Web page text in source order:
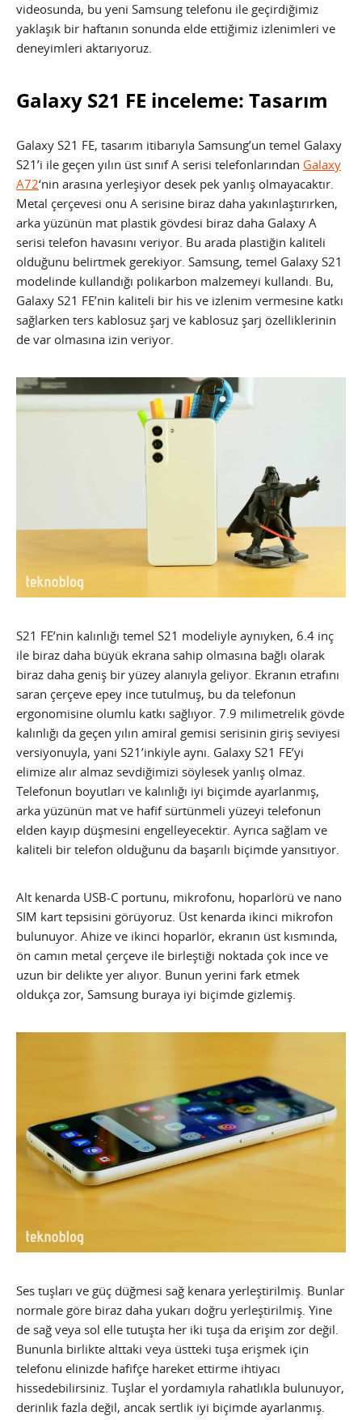
videosunda, bu yeni Samsung telefonu ile geçirdiğimiz
yaklaşık bir haftanın sonunda elde ettiğimiz izlenimleri ve
deneyimleri aktarıyoruz.
Galaxy S21 FE inceleme: Tasarım
Galaxy S21 FE, tasarım itibarıyla Samsung’un temel Galaxy
S21’i ile geçen yılın üst sınıf A serisi telefonlarından Galaxy
A72‘nin arasına yerleşiyor desek pek yanlış olmayacaktır.
Metal çerçevesi onu A serisine biraz daha yakınlaştırırken,
arka yüzünün mat plastik gövdesi biraz daha Galaxy A
serisi telefon havasını veriyor. Bu arada plastiğin kaliteli
olduğunu belirtmek gerekiyor. Samsung, temel Galaxy S21
modelinde kullandığı polikarbon malzemeyi kullandı. Bu,
Galaxy S21 FE’nin kaliteli bir his ve izlenim vermesine katkı
sağlarken ters kablosuz şarj ve kablosuz şarj özelliklerinin
de var olmasına izin veriyor.
S21 FE’nin kalınlığı temel S21 modeliyle aynıyken, 6.4 inç
ile biraz daha büyük ekrana sahip olmasına bağlı olarak
biraz daha geniş bir yüzey alanıyla geliyor. Ekranın etrafını
saran çerçeve epey ince tutulmuş, bu da telefonun
ergonomisine olumlu katkı sağlıyor. 7.9 milimetrelik gövde
kalınlığı da geçen yılın amiral gemisi serisinin giriş seviyesi
versiyonuyla, yani S21’inkiyle aynı. Galaxy S21 FE’yi
elimize alır almaz sevdiğimizi söylesek yanlış olmaz.
Telefonun boyutları ve kalınlığı iyi biçimde ayarlanmış,
arka yüzünün mat ve hafif sürtünmeli yüzeyi telefonun
elden kayıp düşmesini engelleyecektir. Ayrıca sağlam ve
kaliteli bir telefon olduğunu da başarılı biçimde yansıtıyor.
Alt kenarda USB-C portunu, mikrofonu, hoparlörü ve nano
SIM kart tepsisini görüyoruz. Üst kenarda ikinci mikrofon
bulunuyor. Ahize ve ikinci hoparlör, ekranın üst kısmında,
ön camın metal çerçeve ile birleştiği noktada çok ince ve
uzun bir delikte yer alıyor. Bunun yerini fark etmek
oldukça zor, Samsung buraya iyi biçimde gizlemiş.
Ses tuşları ve güç düğmesi sağ kenara yerleştirilmiş. Bunlar
normale göre biraz daha yukarı doğru yerleştirilmiş. Yine
de sağ veya sol elle tutuşta her iki tuşa da erişim zor değil.
Bununla birlikte alttaki veya üstteki tuşa erişmek için
telefonu elinizde hafifçe hareket ettirme ihtiyacı
hissedebilirsiniz. Tuşlar el yordamıyla rahatlıkla bulunuyor,
derinlik fazla değil, ancak sertlik iyi biçimde ayarlanmış.